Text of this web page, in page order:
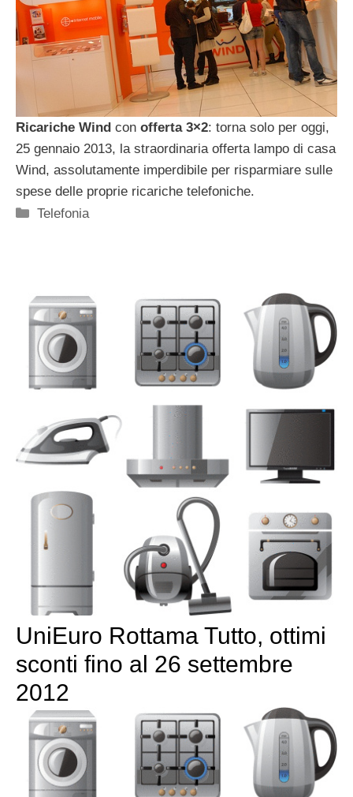
Ricariche Wind con offerta 3×2: torna solo per oggi,
25 gennaio 2013, la straordinaria offerta lampo di casa
Wind, assolutamente imperdibile per risparmiare sulle
spese delle proprie ricariche telefoniche.
Categorie
Telefonia
UniEuro Rottama Tutto, ottimi
sconti fino al 26 settembre
2012